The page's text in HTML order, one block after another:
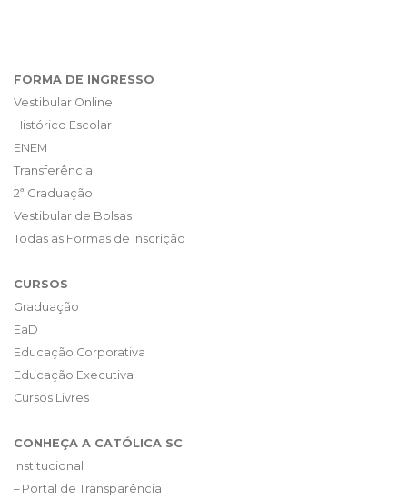
FORMA DE INGRESSO
Vestibular Online
Histórico Escolar
ENEM
Transferência
2ª Graduação
Vestibular de Bolsas
Todas as Formas de Inscrição
CURSOS
Graduação
EaD
Educação Corporativa
Educação Executiva
Cursos Livres
CONHEÇA A CATÓLICA SC
Institucional
– Portal de Transparência